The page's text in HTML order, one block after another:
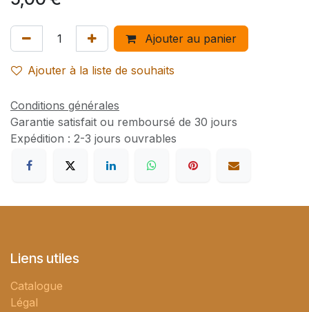
Ajouter au panier
Ajouter à la liste de souhaits
Conditions générales
Garantie satisfait ou remboursé de 30 jours
Expédition : 2-3 jours ouvrables
Liens utiles
Catalogue
Légal